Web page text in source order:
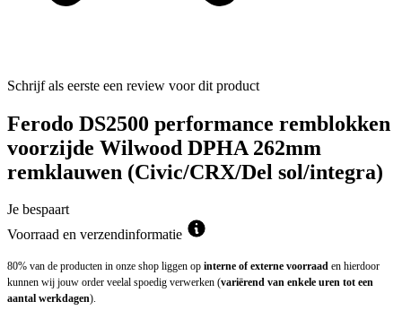
Schrijf als eerste een review voor dit product
Ferodo DS2500 performance remblokken
voorzijde Wilwood DPHA 262mm
remklauwen (Civic/CRX/Del sol/integra)
Je bespaart
Voorraad en verzendinformatie
80% van de producten in onze shop liggen op interne of externe voorraad en hierdoor
kunnen wij jouw order veelal spoedig verwerken (variërend van enkele uren tot een
aantal werkdagen).